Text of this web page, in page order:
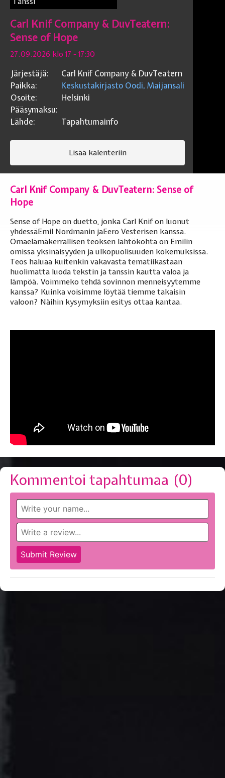
Carl Knif Company & DuvTeatern:
Sense of Hope
27.09.2026 klo 17 - 17:30
Järjestäjä:
Carl Knif Company & DuvTeatern
Paikka:
Keskustakirjasto Oodi, Maijansali
Osoite:
Helsinki
Pääsymaksu:
Lähde:
Tapahtumainfo
Lisää kalenteriin
Carl Knif Company & DuvTeatern: Sense of
Hope
Sense of Hope on duetto, jonka Carl Knif on luonut
yhdessäEmil Nordmanin jaEero Vesterisen kanssa.
Omaelämäkerrallisen teoksen lähtökohta on Emilin
omissa yksinäisyyden ja ulkopuolisuuden kokemuksissa.
Teos haluaa kuitenkin vakavasta tematiikastaan
huolimatta luoda tekstin ja tanssin kautta valoa ja
lämpöä. Voimmeko tehdä sovinnon menneisyytemme
kanssa? Kuinka voisimme löytää tiemme takaisin
valoon? Näihin kysymyksiin esitys ottaa kantaa.
Kommentoi tapahtumaa (0)